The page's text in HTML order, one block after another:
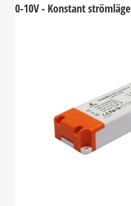
0-10V - Konstant strömläge